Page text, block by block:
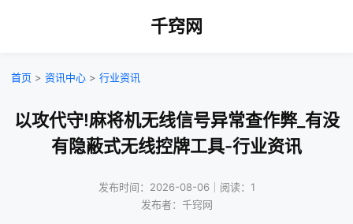
千窍网
首页 > 资讯中心 > 行业资讯
以攻代守!麻将机无线信号异常查作弊_有没
有隐蔽式无线控牌工具-行业资讯
发布时间：2026-08-06｜阅读：1
发布者：千窍网